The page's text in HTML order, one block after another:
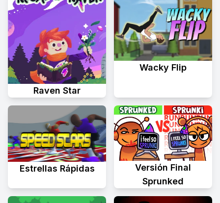
Raven Star
Wacky Flip
Estrellas Rápidas
Versión Final
Sprunked